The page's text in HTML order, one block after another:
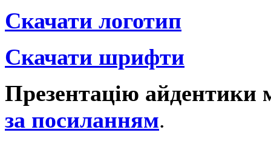
Скачати логотип
Скачати шрифти
Презентацію айдентики
за посиланням.